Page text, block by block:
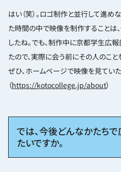
はい（笑）。ロゴ制作と並行して進
た時間の中で映像を制作することは
したね。でも、制作中に京都学生広
たので、実際に会う前にその人のこと
ぜひ、ホームページで映像を見ていた
（https://kotocollege.jp/about）
では、今後どんなかたち
たいですか。